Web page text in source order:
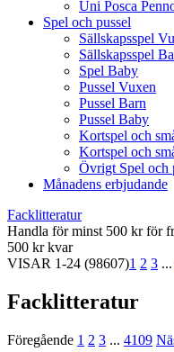
Uni Posca
Spel och pussel
Sällskapsspel
Sällskapsspel
Spel Baby
Pussel Vuxen
Pussel Barn
Pussel Baby
Kortspel och
Kortspel och
Övrigt Spel och
Månadens erbjudande
Facklitteratur
Handla för minst 500 kr för
500 kr kvar
VISAR 1-24 (98607)1 2 3 ...
Facklitteratur
Föregående 1 2 3 ... 4109